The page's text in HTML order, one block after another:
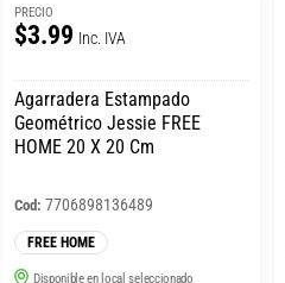
PRECIO
$3.99 Inc. IVA
Agarradera Estampado
Geométrico Jessie FREE
HOME 20 X 20 Cm
Cod: 7706898136489
FREE HOME
Disponible en local seleccionado